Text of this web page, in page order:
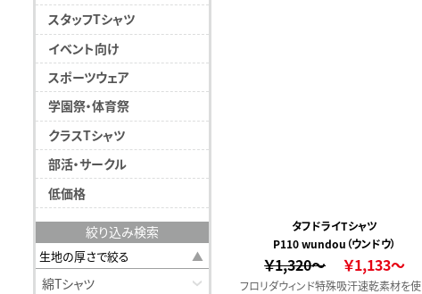
スタッフTシャツ
イベント向け
スポーツウェア
学園祭・体育祭
クラスTシャツ
部活・サークル
低価格
絞り込み検索
生地の厚さで絞る
綿Tシャツ
タフドライTシャツ
P110 wundou（ウンドウ）
￥1,320～ ￥1,133～
フロリダウィンド特殊吸汗速乾素材を使